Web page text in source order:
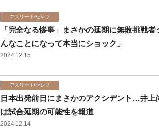
アスリート/セレブ
「完全なる惨事」まさかの延期に無敗挑戦
んなことになって本当にショック」
2024.12.15
アスリート/セレブ
日本出発前日にまさかのアクシデント…井
は試合延期の可能性を報道
2024.12.14